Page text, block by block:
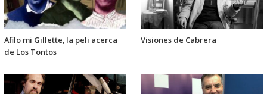
Afilo mi Gillette, la peli acerca
de Los Tontos
Visiones de Cabrera